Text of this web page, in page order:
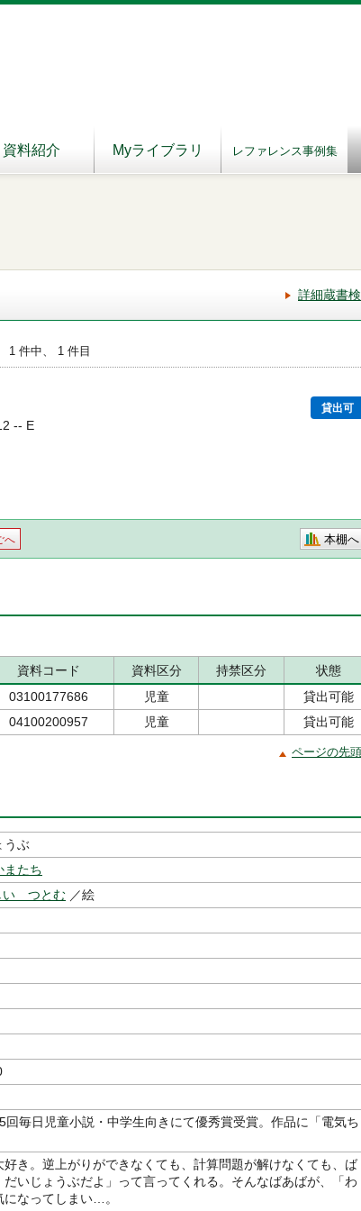
資料紹介 Myライブラリ レファレンス事例集
詳細蔵書
1 件中、 1 件目
貸出可
-- E
へ 本棚へ
資料コード 資料区分 持禁区分
状態
03100177686 児童
貸出可能
04100200957 児童 貸出可能
ページの先
うぶ
またち
い つとむ ／絵
回毎日児童小説・中学生向きにて優秀賞受賞。作品に「電気ち
き。逆上がりができなくても、計算問題が解けなくても、ば
だいじょうぶだよ」って言ってくれる。そんなばあばが、「わ
なってしまい…。